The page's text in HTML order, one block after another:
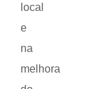
local
e
na
melhora